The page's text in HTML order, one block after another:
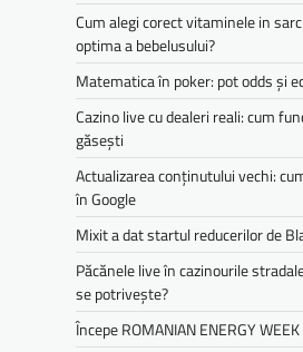
Cum alegi corect vitaminele in
optima a bebelusului?
Matematica în poker: pot odds și
Cazino live cu dealeri reali: cum
găsești
Actualizarea conținutului vechi:
în Google
Mixit a dat startul reducerilor de
Păcănele live în cazinourile
se potrivește?
Începe ROMANIAN ENERGY